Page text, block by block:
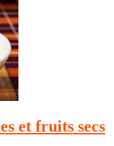
et fruits secs